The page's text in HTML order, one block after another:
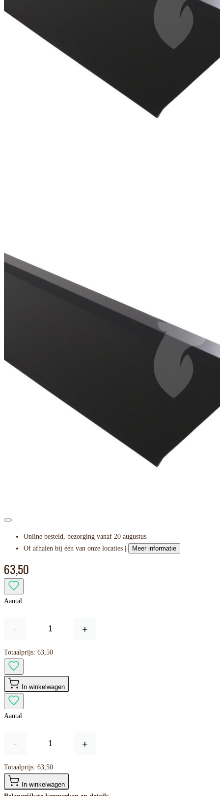
Online besteld, bezorging vanaf 20 augustus
Of afhalen bij één van onze locaties |
Meer informatie
63,50
Aantal
- +
Totaalprijs: 63,50
In winkelwagen
Aantal
- +
Totaalprijs: 63,50
In winkelwagen